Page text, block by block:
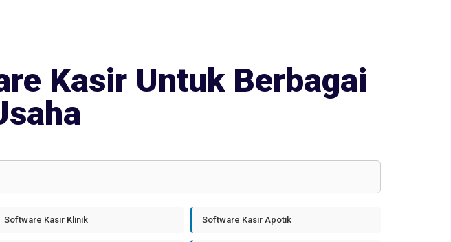
Kasir Untuk Berbagai
Software Kasir Klinik Software Kasir Apotik